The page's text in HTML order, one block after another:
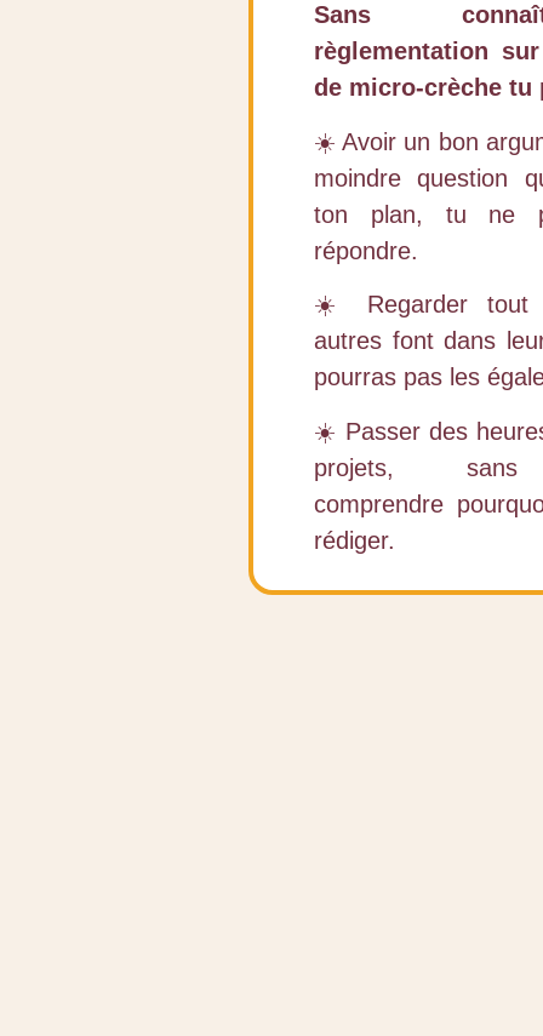
Sans
règlementation
de micro-crèche
☀️ Avoir un bon
moindre question
ton plan, tu ne
répondre.
☀️ Regarder tout
autres font dans
pourras pas les
☀️ Passer des
projets, sans
comprendre
rédiger.